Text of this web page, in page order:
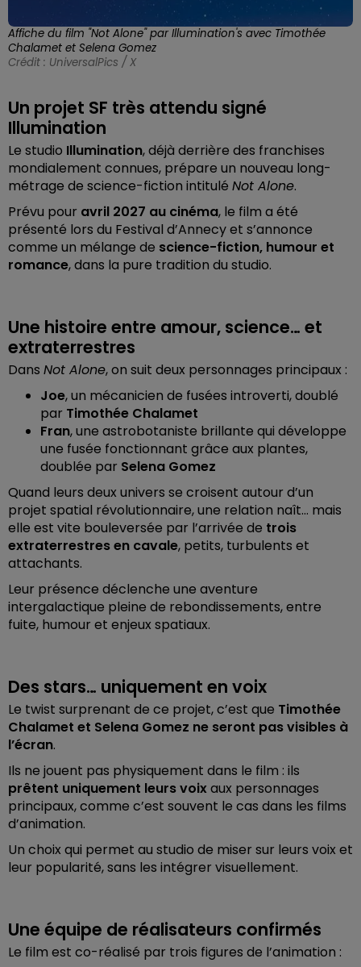
Affiche du film "Not Alone" par Illumination's avec Timothée
Chalamet et Selena Gomez
Crédit : UniversalPics / X
Un projet SF très attendu signé
Illumination
Le studio Illumination, déjà derrière des franchises
mondialement connues, prépare un nouveau long-
métrage de science-fiction intitulé Not Alone.
Prévu pour avril 2027 au cinéma, le film a été
présenté lors du Festival d’Annecy et s’annonce
comme un mélange de science-fiction, humour et
romance, dans la pure tradition du studio.
Une histoire entre amour, science… et
extraterrestres
Dans Not Alone, on suit deux personnages principaux :
Joe, un mécanicien de fusées introverti, doublé
par Timothée Chalamet
Fran, une astrobotaniste brillante qui développe
une fusée fonctionnant grâce aux plantes,
doublée par Selena Gomez
Quand leurs deux univers se croisent autour d’un
projet spatial révolutionnaire, une relation naît… mais
elle est vite bouleversée par l’arrivée de trois
extraterrestres en cavale, petits, turbulents et
attachants.
Leur présence déclenche une aventure
intergalactique pleine de rebondissements, entre
fuite, humour et enjeux spatiaux.
Des stars… uniquement en voix
Le twist surprenant de ce projet, c’est que Timothée
Chalamet et Selena Gomez ne seront pas visibles à
l’écran.
Ils ne jouent pas physiquement dans le film : ils
prêtent uniquement leurs voixaux personnages
principaux, comme c’est souvent le cas dans les films
d’animation.
Un choix qui permet au studio de miser sur leurs voix et
leur popularité, sans les intégrer visuellement.
Une équipe de réalisateurs confirmés
Le film est co-réalisé par trois figures de l’animation :